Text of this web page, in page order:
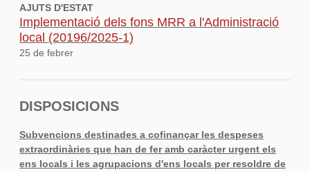
AJUTS D'ESTAT
Implementació dels fons MRR a l'Administració
local (20196/2025-1)
25 de febrer
DISPOSICIONS
Subvencions destinades a cofinançar les despeses
extraordinàries que han de fer amb caràcter urgent els
ens locals i les agrupacions d'ens locals per resoldre de